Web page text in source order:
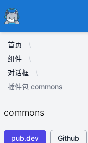
Ducafecat
首页
组件
对话框
插件包 commons
commons
pub.dev Github